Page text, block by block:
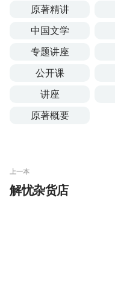
原著精讲
中国文学
专题讲座
公开课
讲座
原著概要
上一本
解忧杂货店